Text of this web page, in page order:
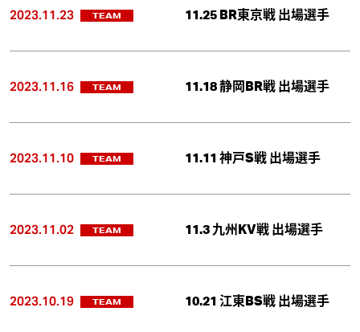
2023.11.23 TEAM 11.25 BR東京戦 出場選手
2023.11.16 TEAM 11.18 静岡BR戦 出場選手
2023.11.10 TEAM 11.11 神戸S戦 出場選手
2023.11.02 TEAM 11.3 九州KV戦 出場選手
2023.10.19 TEAM 10.21 江東BS戦 出場選手